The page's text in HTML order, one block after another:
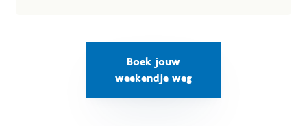
Boek jouw
weekendje weg